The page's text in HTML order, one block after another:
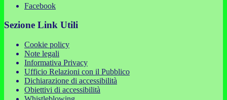
Facebook
Sezione Link Utili
Cookie policy
Note legali
Informativa Privacy
Ufficio Relazioni con il Pubblico
Dichiarazione di accessibilità
Obiettivi di accessibilità